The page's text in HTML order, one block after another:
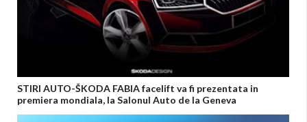
STIRI AUTO-ŠKODA FABIA facelift va fi prezentata in
premiera mondiala, la Salonul Auto de la Geneva